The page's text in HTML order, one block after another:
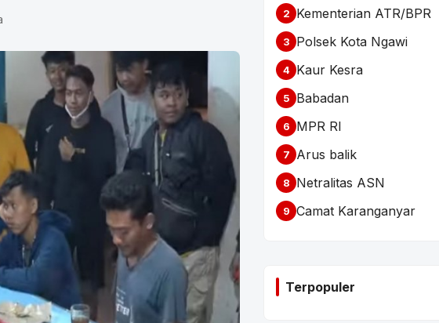
2 Kementerian ATR/BPR
3 Polsek Kota Ngawi
4 Kaur Kesra
5 Babadan
6 MPR RI
7 Arus balik
8 Netralitas ASN
9 Camat Karanganyar
Terpopuler